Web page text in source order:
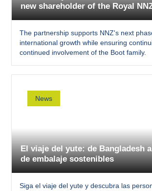
new shareholder of the Royal
The partnership supports NNZ's next
international growth while ensuring
continued involvement of the Boot family.
News
El viaje del yute: de Bangladesh
de embalaje sostenibles
Siga el viaje del yute y descubra las